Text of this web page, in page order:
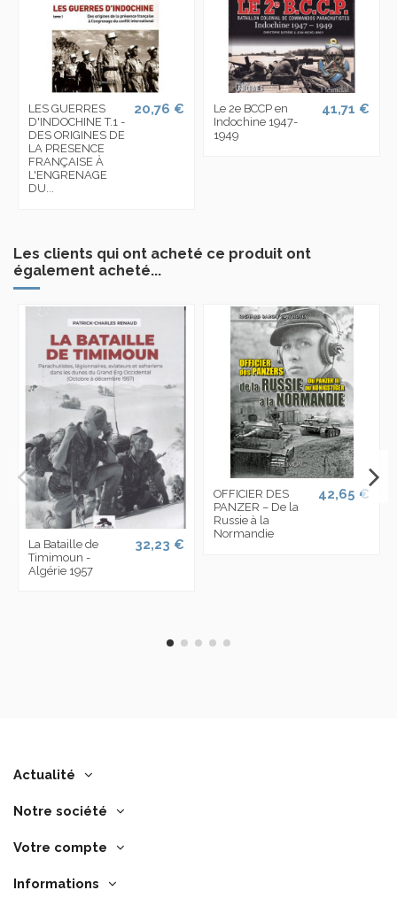
LES GUERRES
D'INDOCHINE T.1 -
DES ORIGINES DE
LA PRESENCE
FRANÇAISE À
L'ENGRENAGE
DU...
20,76 €
Le 2e BCCP en
Indochine 1947-
1949
41,71 €
Les clients qui ont acheté ce produit ont
également acheté...
La Bataille de
Timimoun -
Algérie 1957
32,23 €
OFFICIER DES
PANZER – De la
Russie à la
Normandie
42,65 €
Actualité
Notre société
Votre compte
Informations